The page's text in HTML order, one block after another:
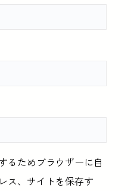
るためブラウザーに自
ス、サイトを保存す